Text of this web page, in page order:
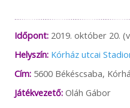
Időpont:2019. október 20.
Helyszín: Kórház utcai
Cím:5600 Békéscsaba,
Játékvezető:Oláh Gábor